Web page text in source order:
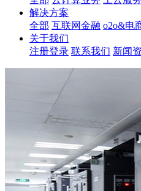
解决方案
全部 互联网金融 o2o&电
关于我们
注册登录 联系我们 新闻